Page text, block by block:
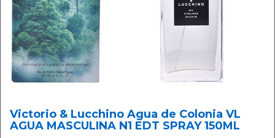
Victorio & Lucchino Agua de Colonia VL
AGUA MASCULINA N1 EDT SPRAY 150ML